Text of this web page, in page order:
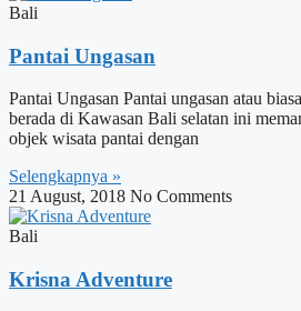
Bali
Pantai Ungasan
Pantai Ungasan Pantai ungasan atau
berada di Kawasan Bali selatan ini
objek wisata pantai dengan
Selengkapnya »
21 August, 2018 No Comments
Bali
Krisna Adventure